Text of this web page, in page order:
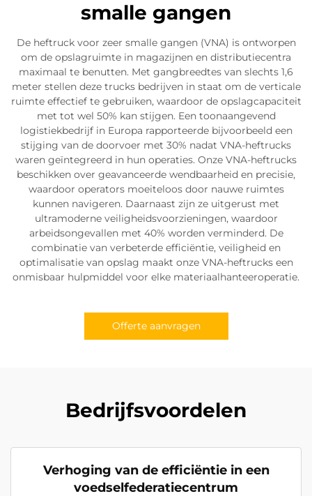
smalle gangen
De heftruck voor zeer smalle gangen (VNA) is ontworpen
om de opslagruimte in magazijnen en distributiecentra
maximaal te benutten. Met gangbreedtes van slechts 1,6
meter stellen deze trucks bedrijven in staat om de verticale
ruimte effectief te gebruiken, waardoor de opslagcapaciteit
met tot wel 50% kan stijgen. Een toonaangevend
logistiekbedrijf in Europa rapporteerde bijvoorbeeld een
stijging van de doorvoer met 30% nadat VNA-heftrucks
waren geïntegreerd in hun operaties. Onze VNA-heftrucks
beschikken over geavanceerde wendbaarheid en precisie,
waardoor operators moeiteloos door nauwe ruimtes
kunnen navigeren. Daarnaast zijn ze uitgerust met
ultramoderne veiligheidsvoorzieningen, waardoor
arbeidsongevallen met 40% worden verminderd. De
combinatie van verbeterde efficiëntie, veiligheid en
optimalisatie van opslag maakt onze VNA-heftrucks een
onmisbaar hulpmiddel voor elke materiaalhanteeroperatie.
Offerte aanvragen
Bedrijfsvoordelen
Verhoging van de efficiëntie in een
voedselfederatiecentrum